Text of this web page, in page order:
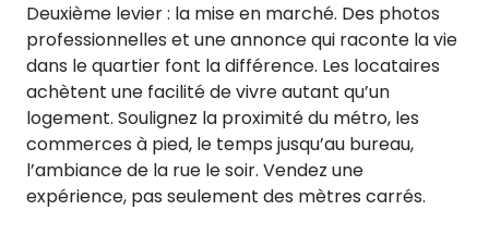
Deuxième levier : la mise en marché. Des photos
professionnelles et une annonce qui raconte la vie
dans le quartier font la différence. Les locataires
achètent une facilité de vivre autant qu’un
logement. Soulignez la proximité du métro, les
commerces à pied, le temps jusqu’au bureau,
l’ambiance de la rue le soir. Vendez une
expérience, pas seulement des mètres carrés.